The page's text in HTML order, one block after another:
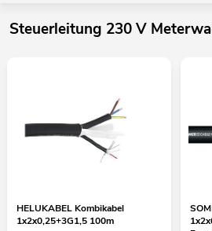
Steuerleitung 230 V
HELUKABEL Kombikabel
1x2x0,25+3G1,5 100m